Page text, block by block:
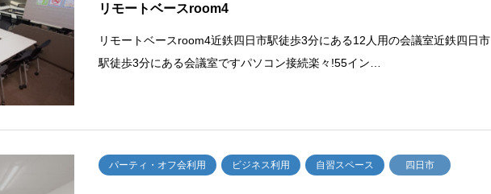
リモートベースroom4
リモートベースroom4近鉄四日市駅徒歩3分にある12人用の会議室近鉄四日市
駅徒歩3分にある会議室ですパソコン接続楽々!55イン…
パーティ・オフ会利用 ビジネス利用 自習スペース 四日市